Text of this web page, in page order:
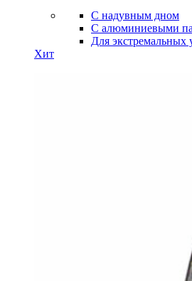
C надувным дном
C алюминиевыми
Для экстремальных
Хит